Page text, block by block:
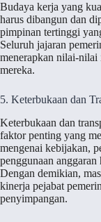
Budaya kerja yang
harus dibangun dan
pimpinan tertinggi
Seluruh jajaran
menerapkan nilai-nilai
mereka.
5. Keterbukaan dan
Keterbukaan dan
faktor penting yang
mengenai kebijakan,
penggunaan
Dengan demikian,
kinerja pejabat
penyimpangan.